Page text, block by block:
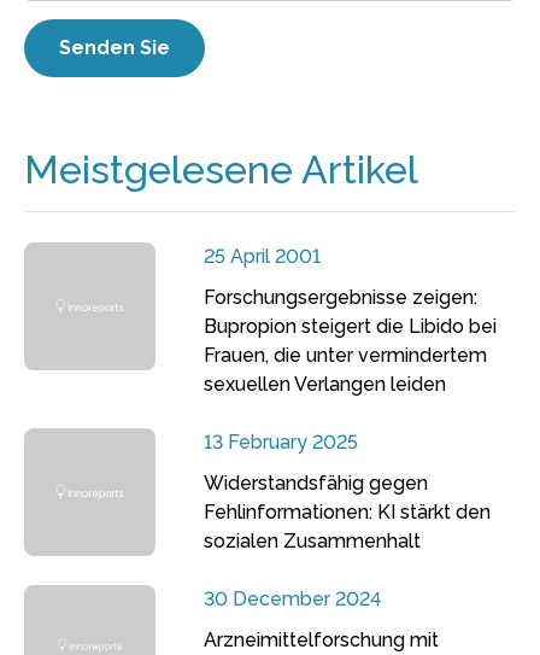
Meistgelesene Artikel
25 April 2001
Forschungsergebnisse zeigen:
Bupropion steigert die Libido bei
Frauen, die unter vermindertem
sexuellen Verlangen leiden
13 February 2025
Widerstandsfähig gegen
Fehlinformationen: KI stärkt den
sozialen Zusammenhalt
30 December 2024
Arzneimittelforschung mit